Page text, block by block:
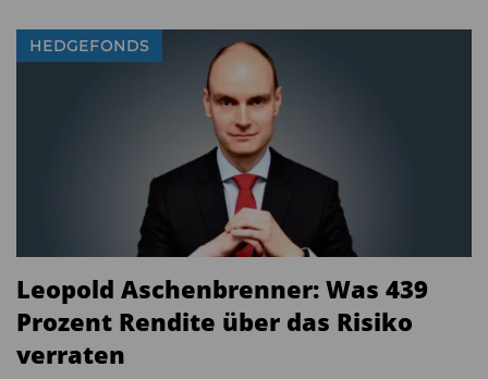
HEDGEFONDS
Leopold Aschenbrenner: Was 439
Prozent Rendite über das Risiko
verraten